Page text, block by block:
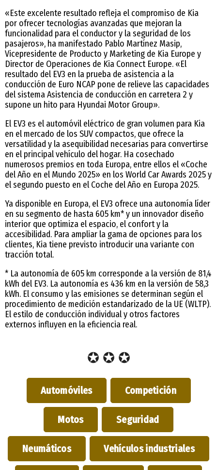
«Este excelente resultado refleja el compromiso de Kia
por ofrecer tecnologías avanzadas que mejoran la
funcionalidad para el conductor y la seguridad de los
pasajeros», ha manifestado Pablo Martínez Masip,
Vicepresidente de Producto y Marketing de Kia Europe y
Director de Operaciones de Kia Connect Europe. «El
resultado del EV3 en la prueba de asistencia a la
conducción de Euro NCAP pone de relieve las capacidades
del sistema Asistencia de conducción en carretera 2 y
supone un hito para Hyundai Motor Group».
El EV3 es el automóvil eléctrico de gran volumen para Kia
en el mercado de los SUV compactos, que ofrece la
versatilidad y la asequibilidad necesarias para convertirse
en el principal vehículo del hogar. Ha cosechado
numerosos premios en toda Europa, entre ellos el «Coche
del Año en el Mundo 2025» en los World Car Awards 2025 y
el segundo puesto en el Coche del Año en Europa 2025.
Ya disponible en Europa, el EV3 ofrece una autonomía líder
en su segmento de hasta 605 km* y un innovador diseño
interior que optimiza el espacio, el confort y la
accesibilidad. Para ampliar la gama de opciones para los
clientes, Kia tiene previsto introducir una variante con
tracción total.
* La autonomía de 605 km corresponde a la versión de 81,4
kWh del EV3. La autonomía es 436 km en la versión de 58,3
kWh. El consumo y las emisiones se determinan según el
procedimiento de medición estandarizado de la UE (WLTP).
El estilo de conducción individual y otros factores
externos influyen en la eficiencia real.
✪ ✪ ✪
Automóviles Competición
Motos Seguridad
Neumáticos Vehículos industriales